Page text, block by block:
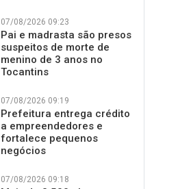
07/08/2026 09:23
Pai e madrasta são presos
suspeitos de morte de
menino de 3 anos no
Tocantins
07/08/2026 09:19
Prefeitura entrega crédito
a empreendedores e
fortalece pequenos
negócios
07/08/2026 09:18